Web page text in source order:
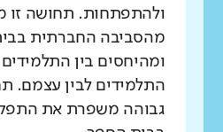
ולהתפתחות. תחושה זו
מהסביבה החברתית
ומהיחסים בין התלמידים
התלמידים לבין עצמם.
גבוהה משפרת את